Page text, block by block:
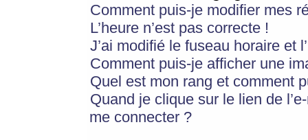
Comment puis-je modifier mes
L’heure n’est pas correcte !
J’ai modifié le fuseau horaire et
Comment puis-je afficher une
Quel est mon rang et comment
Quand je clique sur le lien de
me connecter ?